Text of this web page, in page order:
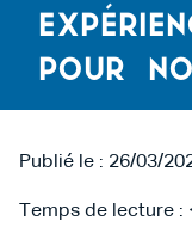
POUR
Publié le : 26/03/
Temps de lecture :